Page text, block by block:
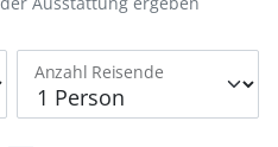
Anzahl Reisende